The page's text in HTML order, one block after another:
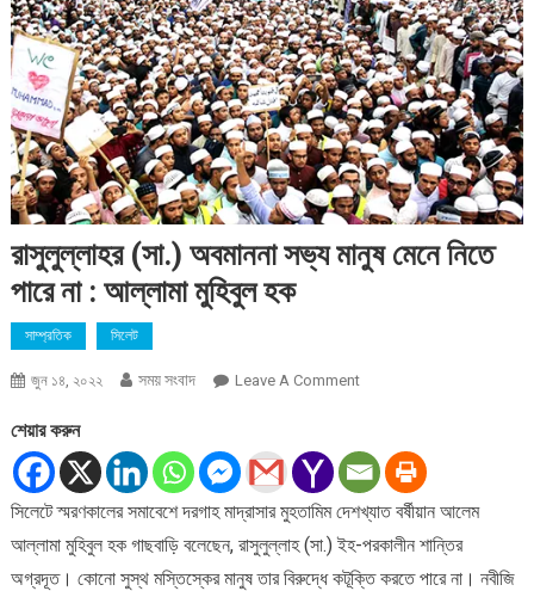
রাসুলুল্লাহর (সা.) অবমাননা সভ্য মানুষ মেনে নিতে
পারে না : আল্লামা মুহিবুল হক
সাম্প্রতিক সিলেট
জুন ১৪, ২০২২ সময় সংবাদ Leave A CommentOn
অবমাননা
সভ্য
মানুষ
মেনে
নিতে
শেয়ার করুন
সিলেটে স্মরণকালের সমাবেশে দরগাহ মাদ্রাসার মুহতামিম দেশখ্যাত বর্ষীয়ান আলেম
আল্লামা মুহিবুল হক গাছবাড়ি বলেছেন, রাসুলুল্লাহ (সা.) ইহ-পরকালীন শান্তির
অগ্রদূত। কোনো সুস্থ মস্তিস্কের মানুষ তার বিরুদ্ধে কটূক্তি করতে পারে না। নবীজি